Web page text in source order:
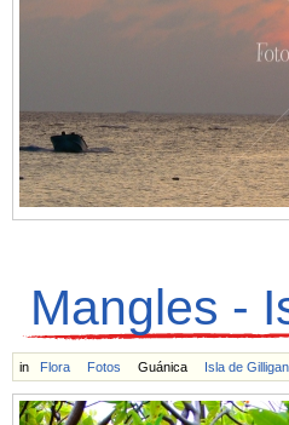
Mangles -
in Flora Fotos Guánica Isla de Gilligan